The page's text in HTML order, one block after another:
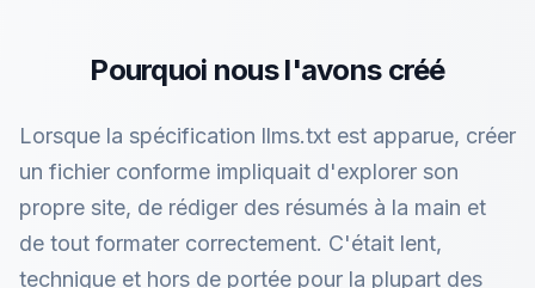
Pourquoi nous l'avons créé
Lorsque la spécification llms.txt est apparue, créer
un fichier conforme impliquait d'explorer son
propre site, de rédiger des résumés à la main et
de tout formater correctement. C'était lent,
technique et hors de portée pour la plupart des